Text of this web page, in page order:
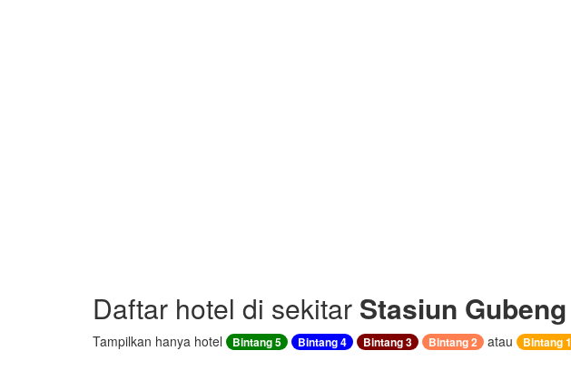
Daftar hotel di sekitar Stasiun Gubeng
Tampilkan hanya hotel Bintang 5 Bintang 4 Bintang 3 Bintang 2 atau Bintang 1